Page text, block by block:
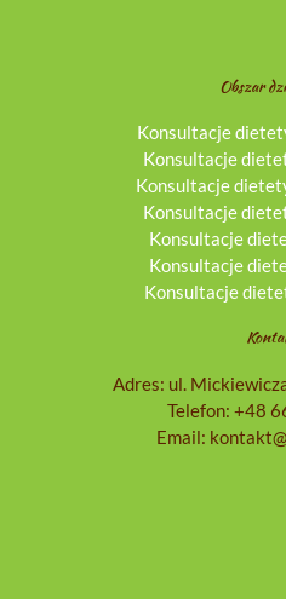
Obszar
Konsultacje
Konsultacje
Konsultacje
Konsultacje
Konsultacje
Konsultacje
Konsultacje
Adres: ul.
Telefon: +48
Email: